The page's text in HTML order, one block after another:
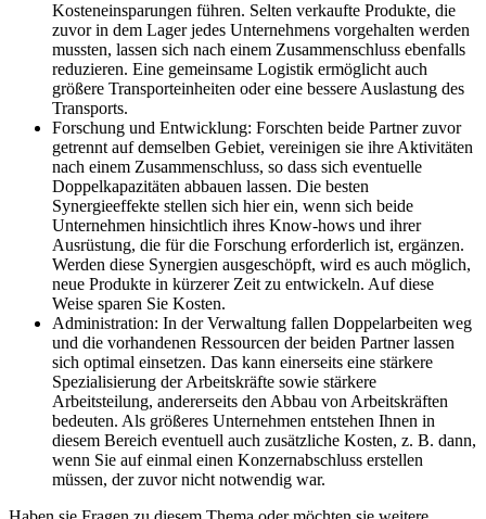
Kosteneinsparungen führen. Selten verkaufte Produkte, die
zuvor in dem Lager jedes Unternehmens vorgehalten werden
mussten, lassen sich nach einem Zusammenschluss ebenfalls
reduzieren. Eine gemeinsame Logistik ermöglicht auch
größere Transporteinheiten oder eine bessere Auslastung des
Transports.
Forschung und Entwicklung: Forschten beide Partner zuvor
getrennt auf demselben Gebiet, vereinigen sie ihre Aktivitäten
nach einem Zusammenschluss, so dass sich eventuelle
Doppelkapazitäten abbauen lassen. Die besten
Synergieeffekte stellen sich hier ein, wenn sich beide
Unternehmen hinsichtlich ihres Know-hows und ihrer
Ausrüstung, die für die Forschung erforderlich ist, ergänzen.
Werden diese Synergien ausgeschöpft, wird es auch möglich,
neue Produkte in kürzerer Zeit zu entwickeln. Auf diese
Weise sparen Sie Kosten.
Administration: In der Verwaltung fallen Doppelarbeiten weg
und die vorhandenen Ressourcen der beiden Partner lassen
sich optimal einsetzen. Das kann einerseits eine stärkere
Spezialisierung der Arbeitskräfte sowie stärkere
Arbeitsteilung, andererseits den Abbau von Arbeitskräften
bedeuten. Als größeres Unternehmen entstehen Ihnen in
diesem Bereich eventuell auch zusätzliche Kosten, z. B. dann,
wenn Sie auf einmal einen Konzernabschluss erstellen
müssen, der zuvor nicht notwendig war.